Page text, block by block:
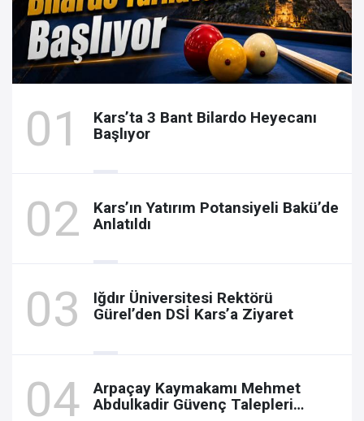
Kars’ta 3 Bant Bilardo Heyecanı
Başlıyor
Kars’ın Yatırım Potansiyeli Bakü’de
Anlatıldı
Iğdır Üniversitesi Rektörü
Gürel’den DSİ Kars’a Ziyaret
Arpaçay Kaymakamı Mehmet
Abdulkadir Güvenç Talepleri